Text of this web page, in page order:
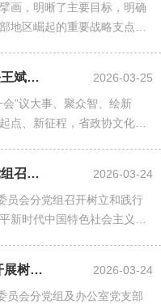
画，明晰了主要目标，明确
地区崛起的重要战略支点推
省政协文化文史和学习委员会主任王斌武： 为推进支点建设取得决定性进展贡...
2026-03-25
”议大事、聚众智、绘新
点、新征程，省政协文化文
省政协港澳台侨和外事委员会分党组召开会议 部署树立和践行正确政绩观学习...
2026-03-24
员会分党组召开树立和践行
新时代中国特色社会主义思
省政协农业和农村委员会分党组 开展树立和践行正确政绩观学习教育集中学习...
2026-03-24
员会分党组及办公室党支部